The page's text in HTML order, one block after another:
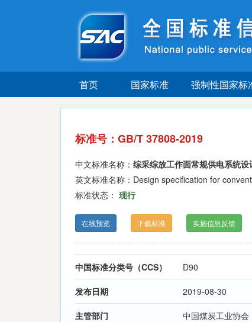
首页 国家标准 强制性国家标
标准号：GB/T 37808-2019
中文标准名称： 综采综放工作面常规供电系统设
英文标准名称：Design specification for
标准状态： 现行
在线预览 下载标准 实施信息反馈
中国标准分类号（CCS） D90
发布日期 2019-08-30
主管部门 中国煤炭工业协会